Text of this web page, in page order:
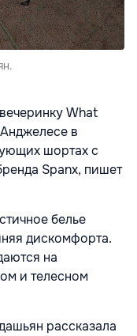
What
в
шортах с
Spanx, пишет
белье
дискомфорта.
на
и телесном
рассказала